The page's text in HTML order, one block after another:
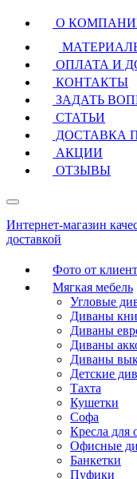
О
ОПЛАТА И
КОНТАКТЫ
ЗАДАТЬ
СТАТЬИ
ДОСТАВКА
АКЦИИ
ОТЗЫВЫ
Интернет-магазин
доставкой
Фото от
Мягкая мебель
Угловые
Диваны
Диваны
Диваны
Диваны
Детские
Тахта
Кушетки
Софа
Кресла для
Офисные
Банкетки
Пуфики